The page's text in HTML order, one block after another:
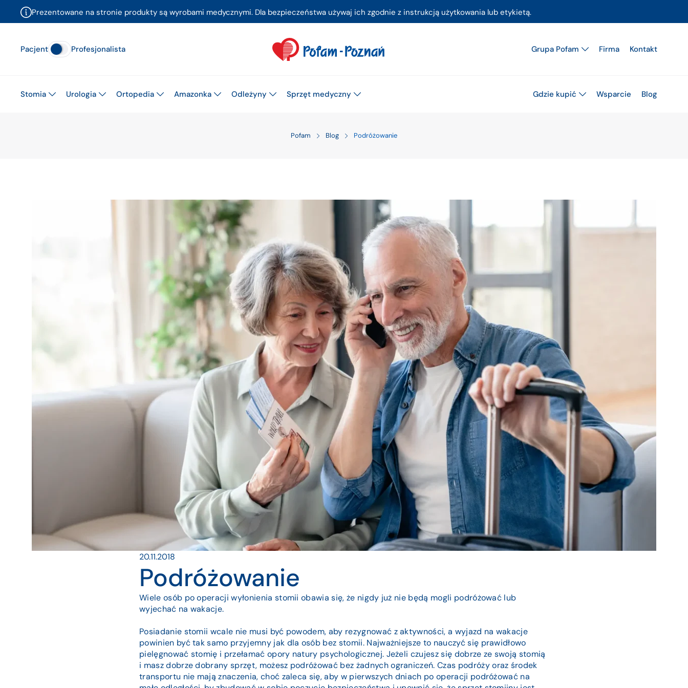
Prezentowane na stronie produkty są wyrobami medycznymi. Dla bezpieczeństwa używaj ich zgodnie z instrukcją użytkowania lub etykietą.
Pacjent Profesjonalista Grupa Pofam Firma Kontakt
Stomia Urologia Ortopedia Amazonka Odleżyny Sprzęt medyczny Gdzie kupić Wsparcie Blog
Pofam Blog Podróżowanie
20.11.2018
Podróżowanie
Wiele osób po operacji wyłonienia stomii obawia się, że nigdy już nie będą mogli podróżować lub
wyjechać na wakacje.
Posiadanie stomii wcale nie musi być powodem, aby rezygnować z aktywności, a wyjazd na wakacje
powinien być tak samo przyjemny jak dla osób bez stomii. Najważniejsze to nauczyć się prawidłowo
pielęgnować stomię i przełamać opory natury psychologicznej. Jeżeli czujesz się dobrze ze swoją stomią
i masz dobrze dobrany sprzęt, możesz podróżować bez żadnych ograniczeń. Czas podróży oraz środek
transportu nie mają znaczenia, choć zaleca się, aby w pierwszych dniach po operacji podróżować na